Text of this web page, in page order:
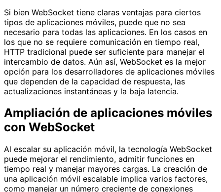
Si bien WebSocket tiene claras ventajas para ciertos
tipos de aplicaciones móviles, puede que no sea
necesario para todas las aplicaciones. En los casos en
los que no se requiere comunicación en tiempo real,
HTTP tradicional puede ser suficiente para manejar el
intercambio de datos. Aún así, WebSocket es la mejor
opción para los desarrolladores de aplicaciones móviles
que dependen de la capacidad de respuesta, las
actualizaciones instantáneas y la baja latencia.
Ampliación de aplicaciones móviles
con WebSocket
Al escalar su aplicación móvil, la tecnología WebSocket
puede mejorar el rendimiento, admitir funciones en
tiempo real y manejar mayores cargas. La creación de
una aplicación móvil escalable implica varios factores,
como manejar un número creciente de conexiones